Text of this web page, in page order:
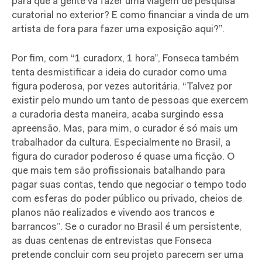
curatorial no exterior? E como financiar a vinda de um
artista de fora para fazer uma exposição aqui?”.
Por fim, com “1 curadorx, 1 hora”, Fonseca também
tenta desmistificar a ideia do curador como uma
figura poderosa, por vezes autoritária. “Talvez por
existir pelo mundo um tanto de pessoas que exercem
a curadoria desta maneira, acaba surgindo essa
apreensão. Mas, para mim, o curador é só mais um
trabalhador da cultura. Especialmente no Brasil, a
figura do curador poderoso é quase uma ficção. O
que mais tem são profissionais batalhando para
pagar suas contas, tendo que negociar o tempo todo
com esferas do poder público ou privado, cheios de
planos não realizados e vivendo aos trancos e
barrancos”. Se o curador no Brasil é um persistente,
as duas centenas de entrevistas que Fonseca
pretende concluir com seu projeto parecem ser uma